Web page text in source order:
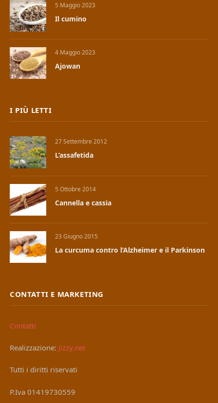
5 Maggio 2023
Il cumino
4 Maggio 2023
Ajowan
I PIÙ LETTI
27 Settembre 2012
L’assafetida
5 Ottobre 2014
Cannella e cassia
23 Giugno 2015
La curcuma contro l’Alzheimer e il Parkinson
CONTATTI E MARKETING
Contatti
Realizzazione: Jizzy.net
Tutti i diritti riservati
P.Iva 01419730559